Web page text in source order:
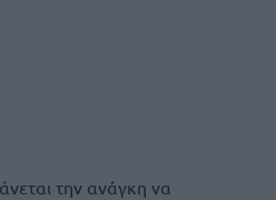
την ανάγκη να